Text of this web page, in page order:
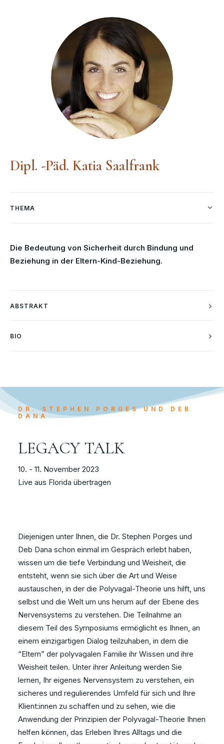
Dipl. -Päd. Katia Saalfrank
THEMA
Die Bedeutung von Sicherheit durch Bindung und
Beziehung in der Eltern-Kind-Beziehung.
ABSTRAKT
BIO
DR. STEPHEN PORGES UND DEB
DANA
LEGACY TALK
10. - 11. November 2023
Live aus Florida übertragen
Diejenigen unter Ihnen, die Dr. Stephen Porges und
Deb Dana schon einmal im Gespräch erlebt haben,
wissen um die tiefe Verbindung und Weisheit, die
entsteht, wenn sie sich über die Art und Weise
austauschen, in der die Polyvagal-Theorie uns hilft, uns
selbst und die Welt um uns herum auf der Ebene des
Nervensystems zu verstehen. Die Teilnahme an
diesem Teil des Symposiums ermöglicht es Ihnen, an
einem einzigartigen Dialog teilzuhaben, in dem die
“Eltern” der polyvagalen Familie ihr Wissen und ihre
Weisheit teilen. Unter ihrer Anleitung werden Sie
lernen, Ihr eigenes Nervensystem zu verstehen, ein
sicheres und regulierendes Umfeld für sich und Ihre
Klient:innen zu schaffen und zu sehen, wie die
Anwendung der Prinzipien der Polyvagal-Theorie Ihnen
helfen können, das Erleben Ihres Alltags und die